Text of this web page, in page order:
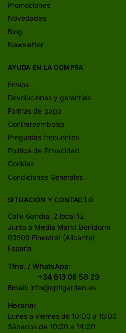
Promociones
Novedades
Blog
Newsletter
AYUDA EN LA COMPRA
Envíos
Devoluciones y garantías
Formas de pago
Contrareembolso
Preguntas frecuentes
Política de Privacidad
Cookies
Condiciones Generales
SITUACIÓN Y CONTACTO
Calle Gandia, 2 local 12
Junto a Media Markt Benidorm
03509 Finestrat (Alicante)
España
Tfno. / WhatsApp:
+34 613 06 58 29
Email: info@optigarden.es
Horario:
Lunes a viernes de 10:00 a 15:00
Sábados de 10:00 a 14:00